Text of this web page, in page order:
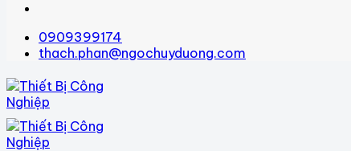
0909399174
thach.phan@ngochuyduong.com